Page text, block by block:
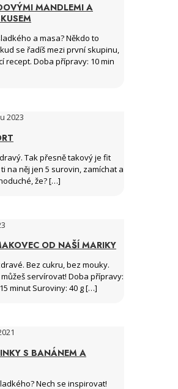
MANDLEMI A
a masa? Někdo to
se řadíš mezi první skupinu,
recept. Doba přípravy: 10 min
2023
Tak přesně takový je fit
na něj jen 5 surovin, zamíchat a
že?[…]
OD NAŠÍ MARIKY
Bez cukru, bez mouky.
servírovat! Doba přípravy:
minut Suroviny: 40 g[…]
S BANÁNEM A
Nech se inspirovat!